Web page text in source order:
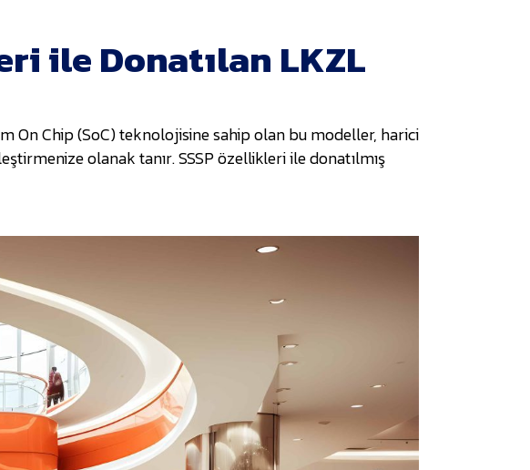
ile Donatılan LKZL
On Chip (SoC) teknolojisine sahip olan bu modeller, harici
olanak tanır. SSSP özellikleri ile donatılmış